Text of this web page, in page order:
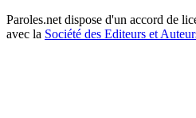
Paroles.net dispose d'un accord de
avec la Société des Editeurs et